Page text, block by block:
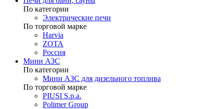
По категории
Электрические печи
По торговой марке
Harvia
ZOTA
Россия
Мини АЗС
По категории
Мини АЗС для дизельного топлива
По торговой марке
PIUSI S.p.a.
Polimer Group